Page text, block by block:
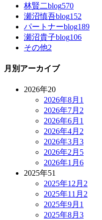
林賢二blog570
瀬沼慎吾blog152
パートナーblog189
瀬沼貴子blog106
その他2
月別アーカイブ
2026年20
2026年8月 1
2026年7月 2
2026年6月 1
2026年4月 2
2026年3月 3
2026年2月 5
2026年1月 6
2025年51
2025年12月 2
2025年11月 2
2025年9月 1
2025年8月 3